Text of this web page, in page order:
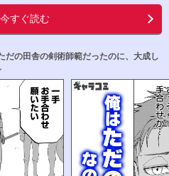
すぐ読む
だの田舎の剣術師範だったのに、大成し